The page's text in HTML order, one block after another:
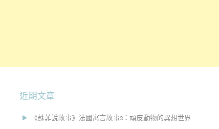
近期文章
《蘇菲說故事》法國寓言故事2：頑皮動物的異想世界